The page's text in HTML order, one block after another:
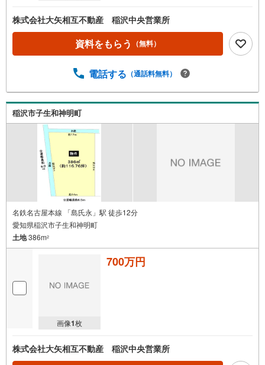
株式会社大矢相互不動産 稲沢中央営業所
資料をもらう （無料）
電話する （通話料無料）
稲沢市子生和神明町
名鉄名古屋本線 「島氏永」駅 徒歩12分
愛知県稲沢市子生和神明町
土地386m2
画像1枚
700万円
株式会社大矢相互不動産 稲沢中央営業所